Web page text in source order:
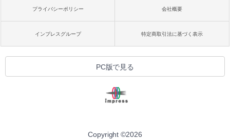
プライバシーポリシー 会社概要
インプレスグループ 特定商取引法に基づく表示
PC版で見る
Copyright ©2026